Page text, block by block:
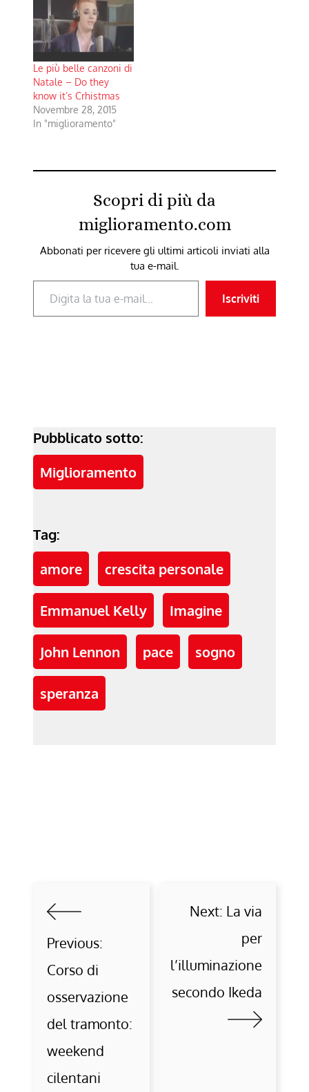
Le più belle canzoni di
Natale – Do they
know it’s Crhistmas
Novembre 28, 2015
In "miglioramento"
Scopri di più da
miglioramento.com
Abbonati per ricevere gli ultimi articoli inviati alla
tua e-mail.
Digita la tua e-mail...
Iscriviti
Pubblicato sotto:
Miglioramento
Tag:
amore
crescita personale
Emmanuel Kelly Imagine
John Lennon pace sogno
speranza
Previous:
Corso di
osservazione
del tramonto:
weekend
cilentani
Next: La via
per
l’illuminazione
secondo Ikeda